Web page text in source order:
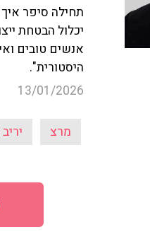
תחילה סיפר
יכלול הבטחת
אנשים טובים
היסטורית".
13/01/2026
מרצ